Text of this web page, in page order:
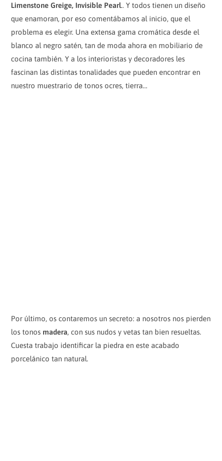
Limenstone Greige, Invisible Pearl.. Y todos tienen un diseño
que enamoran, por eso comentábamos al inicio, que el
problema es elegir. Una extensa gama cromática desde el
blanco al negro satén, tan de moda ahora en mobiliario de
cocina también. Y a los interioristas y decoradores les
fascinan las distintas tonalidades que pueden encontrar en
nuestro muestrario de tonos ocres, tierra…
Por último, os contaremos un secreto: a nosotros nos pierden
los tonos madera, con sus nudos y vetas tan bien resueltas.
Cuesta trabajo identificar la piedra en este acabado
porcelánico tan natural.